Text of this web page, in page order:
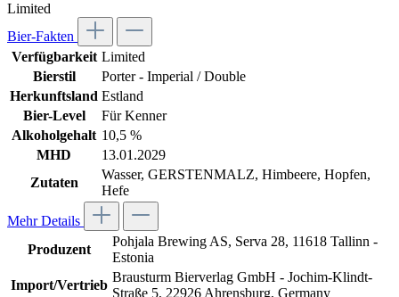
Limited
Bier-Fakten
Verfügbarkeit Limited
Bierstil
Porter - Imperial / Double
Herkunftsland Estland
Bier-Level
Für Kenner
Alkoholgehalt 10,5 %
MHD
13.01.2029
Zutaten
Wasser, GERSTENMALZ, Himbeere, Hopfen,
Hefe
Mehr Details
Produzent
Pohjala Brewing AS, Serva 28, 11618 Tallinn -
Estonia
Import/Vertrieb
Brausturm Bierverlag GmbH - Jochim-Klindt-
Straße 5, 22926 Ahrensburg, Germany